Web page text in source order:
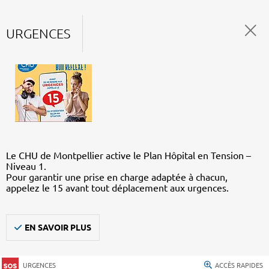
URGENCES
Le CHU de Montpellier active le Plan Hôpital en Tension –
Niveau 1.
Pour garantir une prise en charge adaptée à chacun,
appelez le 15 avant tout déplacement aux urgences.
EN SAVOIR PLUS
URGENCES ACCÈS RAPIDES